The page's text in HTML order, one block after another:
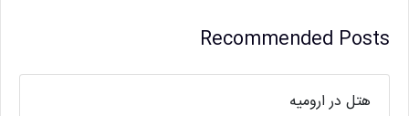
Recommended Posts
هتل در ارومیه